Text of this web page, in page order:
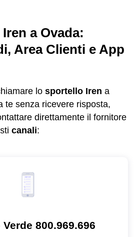
a Ovada:
Area Clienti e App
lo sportello Iren a
te senza ricevere risposta,
direttamente il fornitore
canali: